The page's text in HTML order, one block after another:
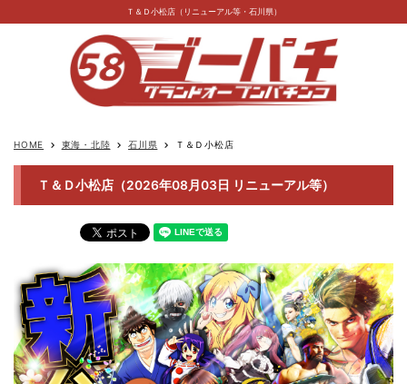
Ｔ＆Ｄ小松店（リニューアル等・石川県）
HOME keyboard_arrow_right 東海・北陸 keyboard_arrow_right 石川県 keyboard_arrow_right Ｔ＆Ｄ小松店
Ｔ＆Ｄ小松店（2026年08月03日 リニューアル等）